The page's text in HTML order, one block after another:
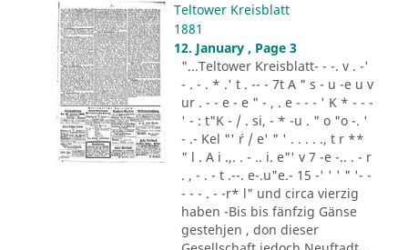
Teltower Kreisblatt
1881
12. January , Page 3
"...Teltower Kreisblatt- - -. v . -'
- . - . * .' t . -- - 7t A " s - u -e u v
ur . - - e - e " - , . e - - - ' K * - - -
' - : t"K - / . si, - * -u . " o "o -. '
- .- Kel "' ´r / e' " ' . . . . ., t r **
" l . A i .,. . - .. i. e"' v 7 -e -.. . - r
. , - . - t .--. e-.u"e.- 15 -' ' ' " '- -
- - - . - -r* l" und circa vierzig
haben -Bis bis fänfzig Gänse
gestehjen , don dieser